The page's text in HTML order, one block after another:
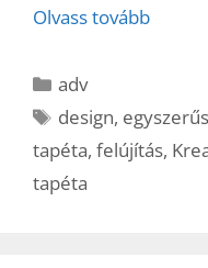
Olvass tovább
Kategória
adv
Címkék
design,
tapéta, felújítás,
tapéta